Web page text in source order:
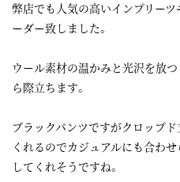
弊店でも人気の高いインプリー
ーダー致しました。
ウール素材の温かみと光沢を放
ら際立ちます。
ブラックパンツですがクロップ
くれるのでカジュアルにも合わ
してくれそうですね。